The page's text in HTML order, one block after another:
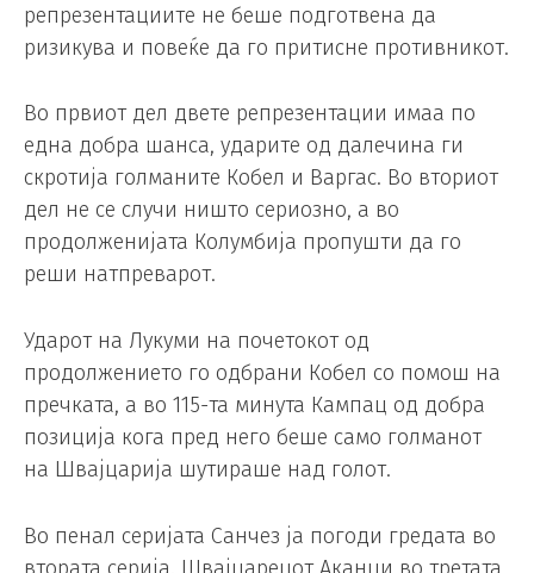
репрезентациите не беше подготвена да
ризикува и повеќе да го притисне противникот.
Во првиот дел двете репрезентации имаа по
една добра шанса, ударите од далечина ги
скротија голманите Кобел и Варгас. Во вториот
дел не се случи ништо сериозно, а во
продолженијата Колумбија пропушти да го
реши натпреварот.
Ударот на Лукуми на почетокот од
продолжението го одбрани Кобел со помош на
пречката, а во 115-та минута Кампац од добра
позиција кога пред него беше само голманот
на Швајцарија шутираше над голот.
Во пенал серијата Санчез ја погоди гредата во